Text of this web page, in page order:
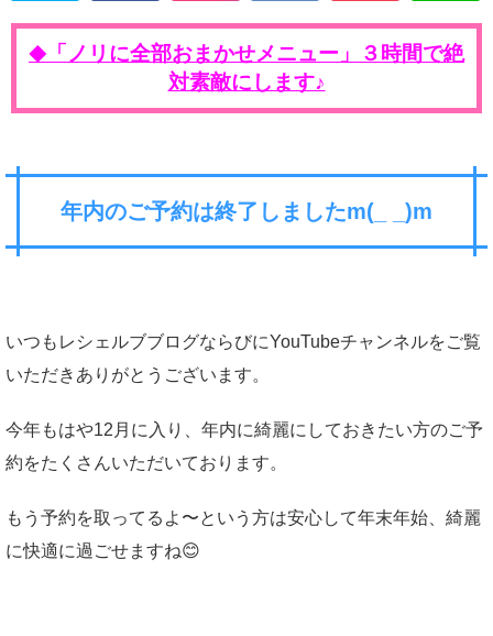
◆
「ノリに全部おまかせメニュー」３時間で絶
対素敵にします♪
年内のご予約は終了しましたm(_ _)m
いつもレシェルブブログならびにYouTubeチャンネルをご覧
いただきありがとうございます。
今年もはや12月に入り、年内に綺麗にしておきたい方のご予
約をたくさんいただいております。
もう予約を取ってるよ〜という方は安心して年末年始、綺麗
に快適に過ごせますね😊